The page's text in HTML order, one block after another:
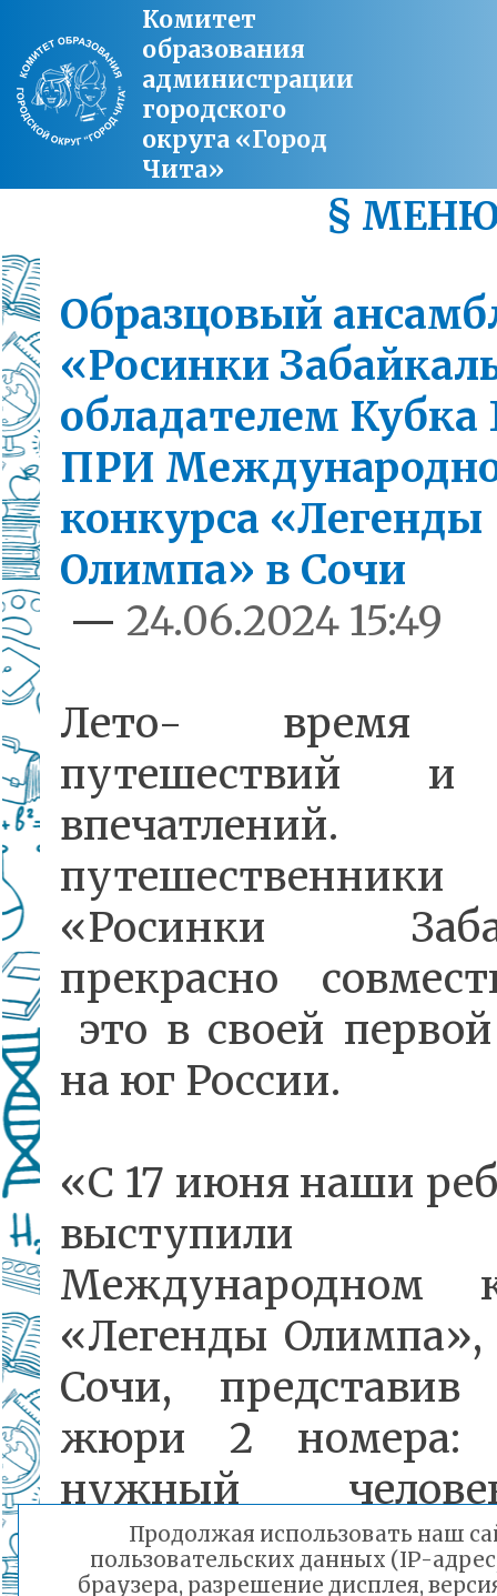
Комитет
образования
администрации
городского
округа «Город
Чита»
§
Образцовый
«Росинки
обладателем
ПРИ
конкурса «Легенды
Олимпа» в Сочи
— 24.06.2024 15:49
Лето- время
путешествий
«Росинки
прекрасно
это в своей
на юг России.
«С 17 июня наши
Международном
«Легенды Олимпа»,
Сочи,
жюри 2 номера:
нужный
«Сладости для
Продолжая использовать наш
пользовательских данных (IP-
браузера, разрешение дисплея,